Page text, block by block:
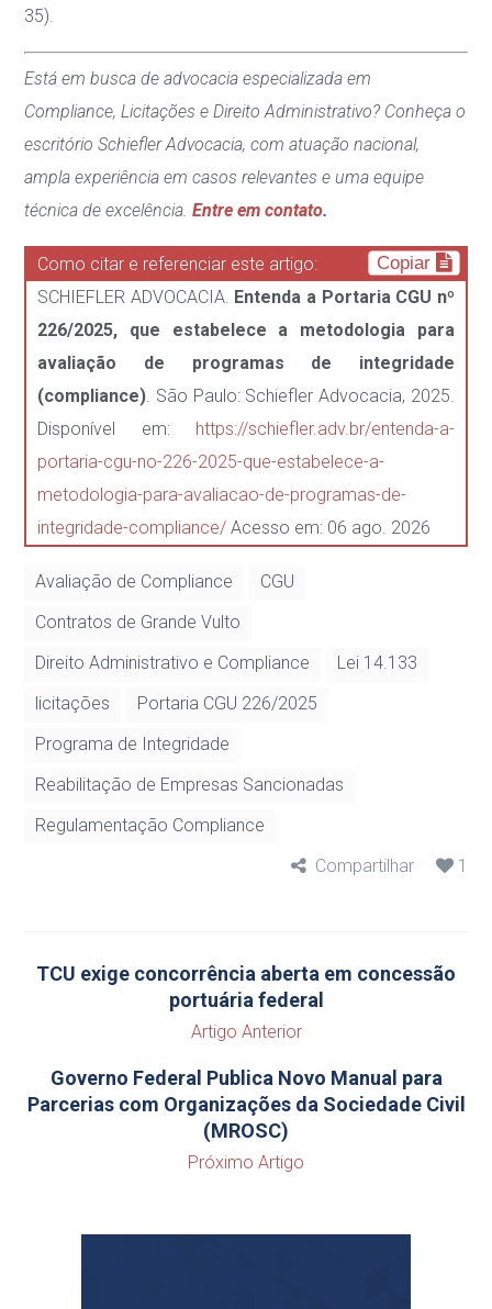
35).
Está em busca de advocacia especializada em
Compliance, Licitações e Direito Administrativo? Conheça o
escritório Schiefler Advocacia, com atuação nacional,
ampla experiência em casos relevantes e uma equipe
técnica de excelência.Entre em contato.
Como citar e referenciar este artigo: Copiar
SCHIEFLER ADVOCACIA. Entenda a Portaria CGU nº
226/2025, que estabelece a metodologia para
avaliação de programas de integridade
(compliance). São Paulo: Schiefler Advocacia, 2025.
Disponível em: https://schiefler.adv.br/entenda-a-
portaria-cgu-no-226-2025-que-estabelece-a-
metodologia-para-avaliacao-de-programas-de-
integridade-compliance/ Acesso em: 06 ago. 2026
Avaliação de Compliance
CGU
Contratos de Grande Vulto
Direito Administrativo e Compliance
Lei 14.133
licitações
Portaria CGU 226/2025
Programa de Integridade
Reabilitação de Empresas Sancionadas
Regulamentação Compliance
Compartilhar
1
TCU exige concorrência aberta em concessão
portuária federal
Artigo Anterior
Governo Federal Publica Novo Manual para
Parcerias com Organizações da Sociedade Civil
(MROSC)
Próximo Artigo